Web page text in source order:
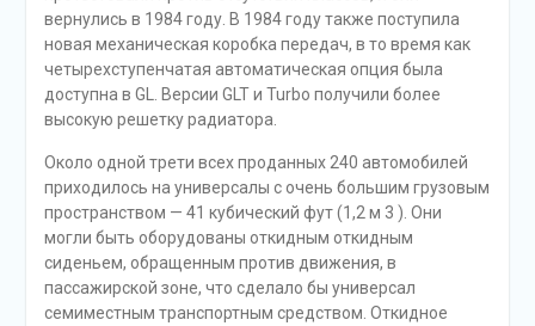
вернулись в 1984 году. В 1984 году также поступила
новая механическая коробка передач, в то время как
четырехступенчатая автоматическая опция была
доступна в GL. Версии GLT и Turbo получили более
высокую решетку радиатора.
Около одной трети всех проданных 240 автомобилей
приходилось на универсалы с очень большим грузовым
пространством — 41 кубический фут (1,2 м 3 ). Они
могли быть оборудованы откидным откидным
сиденьем, обращенным против движения, в
пассажирской зоне, что сделало бы универсал
семиместным транспортным средством. Откидное